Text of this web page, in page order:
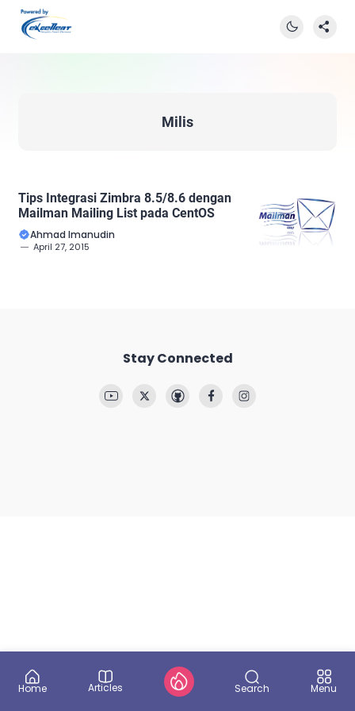
Milis
Tips Integrasi Zimbra 8.5/8.6 dengan
Mailman Mailing List pada CentOS
Ahmad Imanudin
April 27, 2015
Stay Connected
Home Articles Search Menu